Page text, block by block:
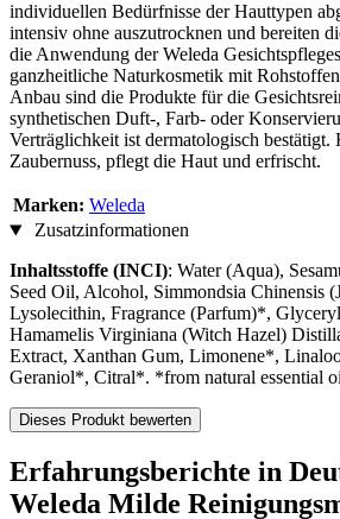
individuellen Bedürfnisse der Hauttypen
intensiv ohne auszutrocknen und bereiten
die Anwendung der Weleda
ganzheitliche Naturkosmetik mit
Anbau sind die Produkte für die
synthetischen Duft-, Farb- oder
Verträglichkeit ist dermatologisch bestätigt.
Zaubernuss, pflegt die Haut und erfrischt.
Marken: Weleda
Zusatzinformationen
Inhaltsstoffe (INCI): Water (Aqua),
Seed Oil, Alcohol, Simmondsia Chinensis
Lysolecithin, Fragrance (Parfum)*,
Hamamelis Virginiana (Witch Hazel)
Extract, Xanthan Gum, Limonene*,
Geraniol*, Citral*. *from natural essential
Dieses Produkt bewerten
Erfahrungsberichte in
Weleda Milde